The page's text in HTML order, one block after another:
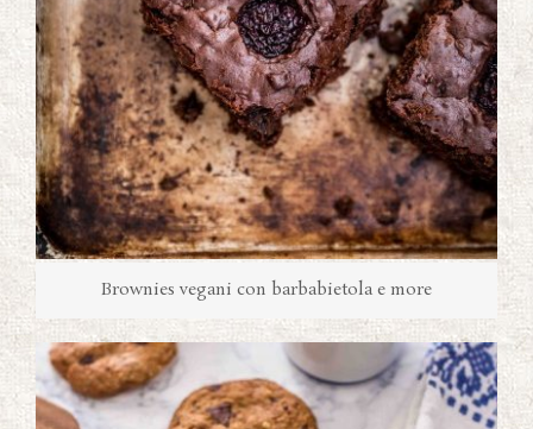
Brownies vegani con barbabietola e more